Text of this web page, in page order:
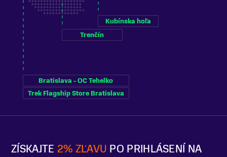
ZÍSKAJTE 2% ZĽAVU PO PRIHLÁSENÍ NA
Bratislava - OC Tehelko
Trek Flagship Store Bratislava
Trenčín
Kubínska hoľa